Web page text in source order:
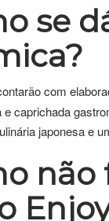
se
com
caprichada
japonesa e